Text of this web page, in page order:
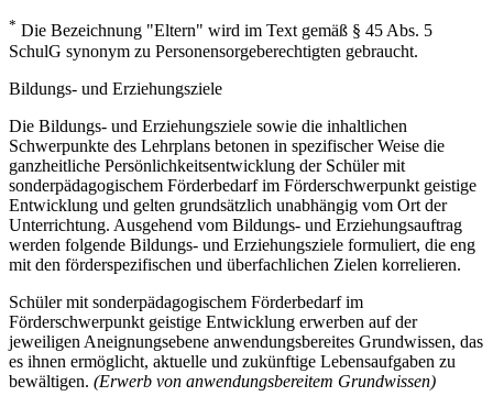
* Die Bezeichnung "Eltern" wird im Text gemäß § 45 Abs. 5
SchulG synonym zu Personensorgeberechtigten gebraucht.
Bildungs- und Erziehungsziele
Die Bildungs- und Erziehungsziele sowie die inhaltlichen
Schwerpunkte des Lehrplans betonen in spezifischer Weise die
ganzheitliche Persönlichkeitsentwicklung der Schüler mit
sonderpädagogischem Förderbedarf im Förderschwerpunkt geistige
Entwicklung und gelten grundsätzlich unabhängig vom Ort der
Unterrichtung. Ausgehend vom Bildungs- und Erziehungsauftrag
werden folgende Bildungs- und Erziehungsziele formuliert, die eng
mit den förderspezifischen und überfachlichen Zielen korrelieren.
Schüler mit sonderpädagogischem Förderbedarf im
Förderschwerpunkt geistige Entwicklung erwerben auf der
jeweiligen Aneignungsebene anwendungsbereites Grundwissen, das
es ihnen ermöglicht, aktuelle und zukünftige Lebensaufgaben zu
bewältigen. (Erwerb von anwendungsbereitem Grundwissen)